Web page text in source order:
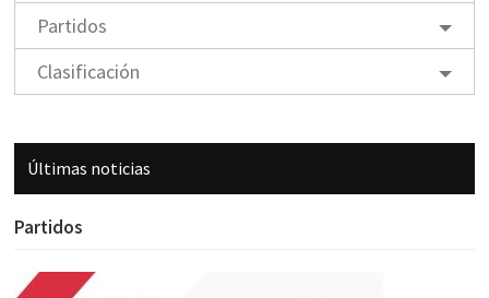
Partidos
Clasificación
Últimas noticias
Partidos